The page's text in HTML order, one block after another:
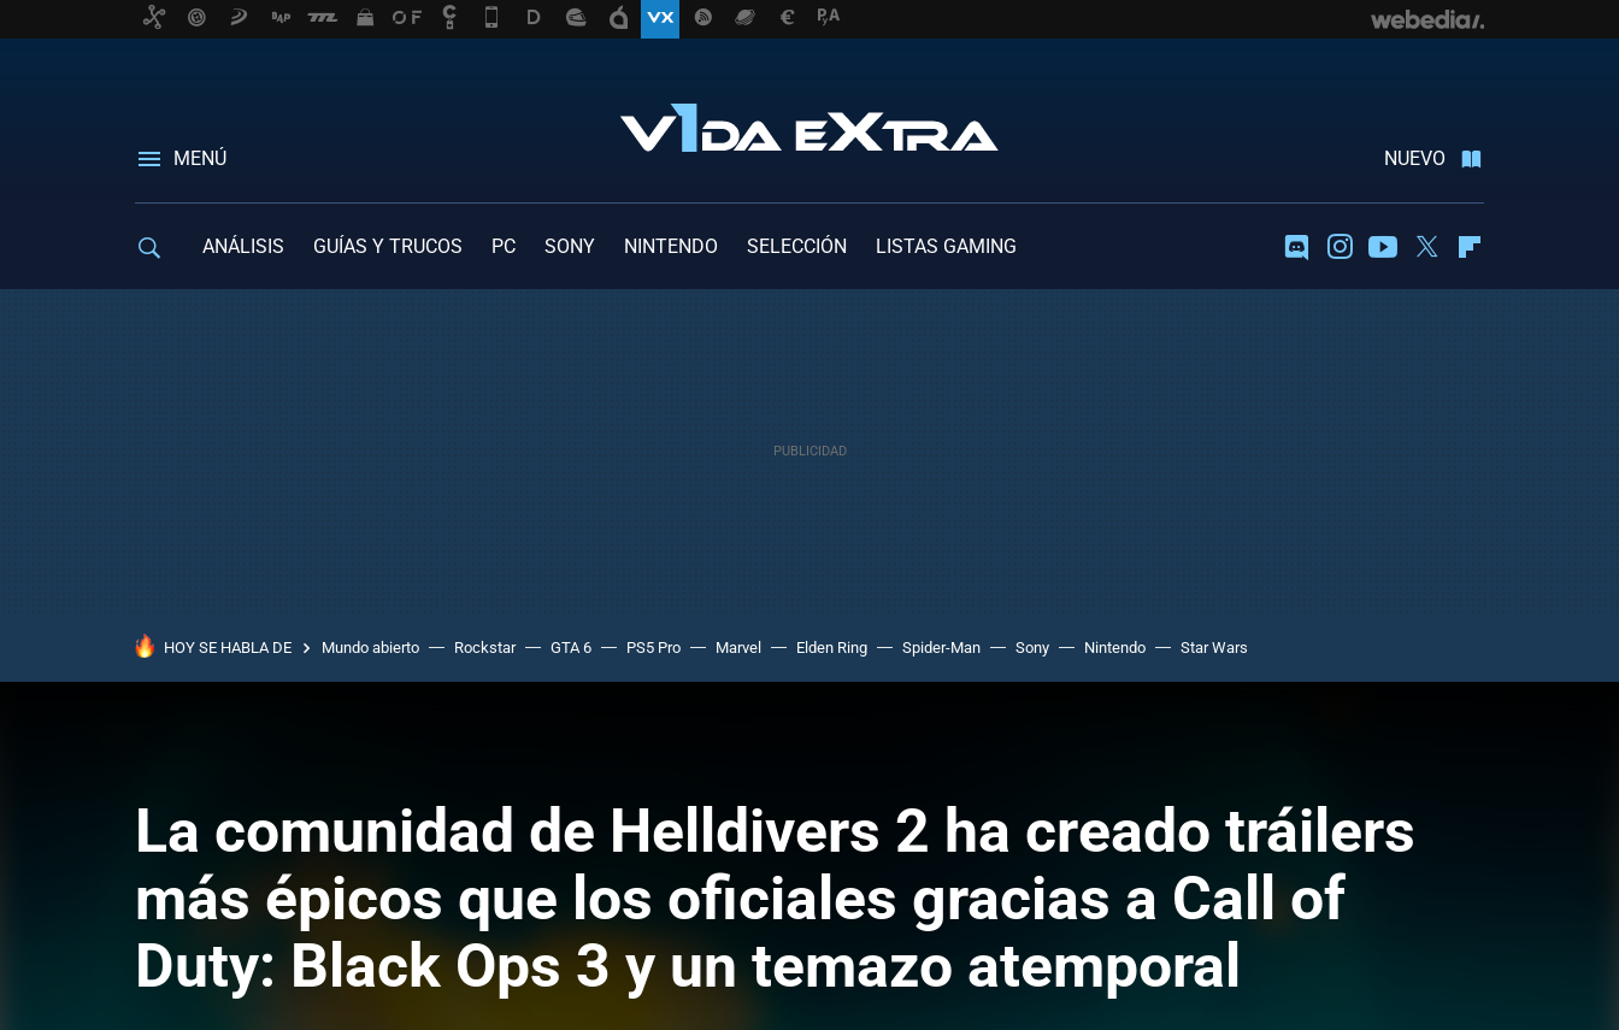
MENÚ NUEVO
ANÁLISIS GUÍAS Y TRUCOS PC SONY NINTENDO SELECCIÓN LISTAS GAMING DiscordInstagramYoutubeTwitter
HOY SE HABLA DE Mundo abierto Rockstar GTA 6 PS5 Pro Marvel Elden Ring Spider-Man Sony Nintendo Star Wars
La comunidad de Helldivers 2 ha creado tráilers
más épicos que los oficiales gracias a Call of
Duty: Black Ops 3 y un temazo atemporal